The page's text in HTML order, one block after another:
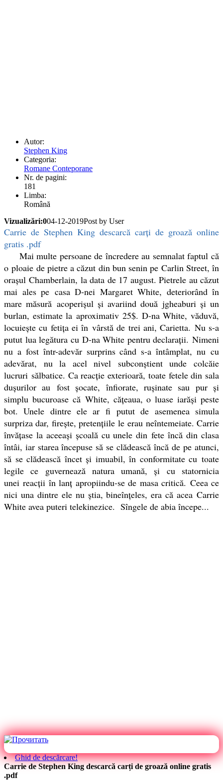
Autor:
Stephen King
Categoria:
Romane Conteporane
Nr. de pagini:
181
Limba:
Română
Vizualizări:004-12-2019Post by User
Carrie de Stephen King descarcă carți de groază online
gratis .pdf
Mai multe persoane de încredere au semnalat faptul că
oploaie de pietre a căzut din bun senin pe Carlin Street, în
oraşul Chamberlain, la data de 17 august. Pietrele au căzut
mai ales pe casa D-nei Margaret White, deteriorând în
mare măsură acoperişul şi avariind două jgheaburi şi un
burlan, estimate la aproximativ 25$. D-na White, văduvă,
locuieşte cu fetiţa ei în vârstă de trei ani, Carietta. Nu s-a
putut lua legătura cu D-na White pentru declaraţii. Nimeni
nu a fost într-adevăr surprins când s-a întâmplat, nu cu
adevărat, nu la acel nivel subconştient unde colcăie
lucruri sălbatice. Ca reacţie exterioară, toate fetele din sala
duşurilor au fost şocate, înfiorate, ruşinate sau pur şi
simplu bucuroase că White, căţeaua, o luase iarăşi peste
bot. Unele dintre ele ar fi putut de asemenea simula
surpriza dar, fireşte, pretenţiile le erau neîntemeiate. Carrie
învăţase la aceeaşi şcoală cu unele din fete încă din clasa
întâi, iar starea începuse să se clădească încă de pe atunci,
să se clădească încet şi imuabil, în conformitate cu toate
legile ce guvernează natura umană, şi cu statornicia
unei reacţii în lanţ apropiindu-se de masa critică. Ceea ce
nici una dintre ele nu ştia, bineînţeles, era că acea Carrie
White avea puteri telekinezice. Sîngele de abia începe...
Ghid de descărcare!
Carrie de Stephen King descarcă carți de groază online gratis
.pdf